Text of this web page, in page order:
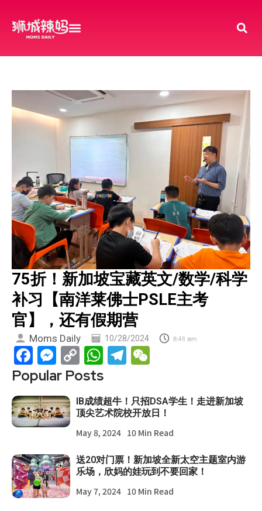
75折！新加坡宝藏英文/数学/科学
补习【南洋莱佛士PSLE主考
官】，还有假期营
Moms Daily 10/28/2024 8:46 am
Facebook
Messenger
Copy
Link
WhatsApp
Telegram
Popular Posts
IB成绩超牛！只招DSA学生！走进新加坡
顶尖艺术院校开放日！
May 8, 2024 10 Min Read
送20对门票！新加坡全新太空主题室内游
乐场，欣妈的娃玩到不要回家！
May 7, 2024 10 Min Read